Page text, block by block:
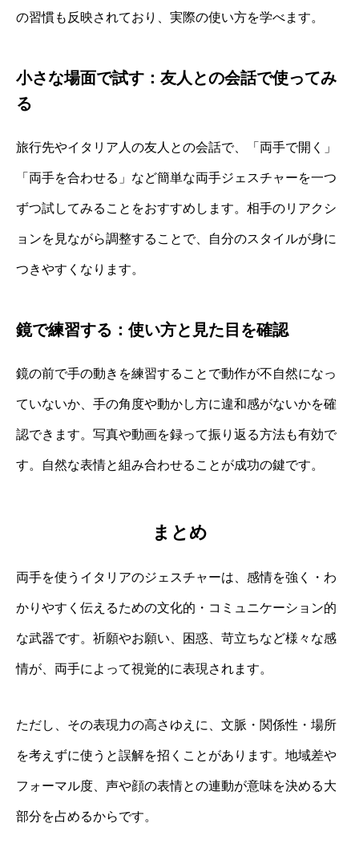
の習慣も反映されており、実際の使い方を学べます。
小さな場面で試す：友人との会話で使ってみ
る
旅行先やイタリア人の友人との会話で、「両手で開く」
「両手を合わせる」など簡単な両手ジェスチャーを一つ
ずつ試してみることをおすすめします。相手のリアクシ
ョンを見ながら調整することで、自分のスタイルが身に
つきやすくなります。
鏡で練習する：使い方と見た目を確認
鏡の前で手の動きを練習することで動作が不自然になっ
ていないか、手の角度や動かし方に違和感がないかを確
認できます。写真や動画を録って振り返る方法も有効で
す。自然な表情と組み合わせることが成功の鍵です。
まとめ
両手を使うイタリアのジェスチャーは、感情を強く・わ
かりやすく伝えるための文化的・コミュニケーション的
な武器です。祈願やお願い、困惑、苛立ちなど様々な感
情が、両手によって視覚的に表現されます。
ただし、その表現力の高さゆえに、文脈・関係性・場所
を考えずに使うと誤解を招くことがあります。地域差や
フォーマル度、声や顔の表情との連動が意味を決める大
部分を占めるからです。